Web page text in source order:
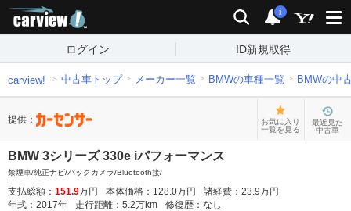
検索 通知
i
ログイン ID新規取得
carview! 中古車トップ メーカー一覧 BMWの車種一覧 BMWの中
提供：
お気に入り
一覧を見る
最近見た
中古車
BMW 3シリーズ 330e iパフォーマンス
禁煙車/純正ナビ/バックカメラ/Bluetooth接/
支払総額： 151.9万円 本体価格： 128.0万円 諸経費： 23.9万円
年式： 2017年 走行距離： 5.2万km 修復歴： なし